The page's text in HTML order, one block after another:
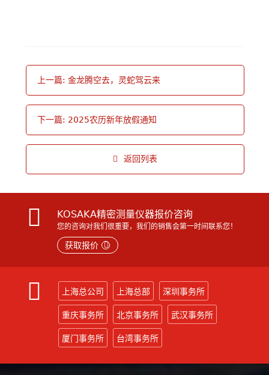
上一篇: 金龙腾空去，灵蛇驾云来
下一篇: 2025农历新年放假通知
返回列表
KOSAKA精密测量仪器报价咨询
您的咨询对我们很重要，我们的销售会第一时间联系您！
获取报价
上海总公司 上海总部 深圳事务所
重庆事务所 北京事务所 武汉事务所
厦门事务所 台湾事务所